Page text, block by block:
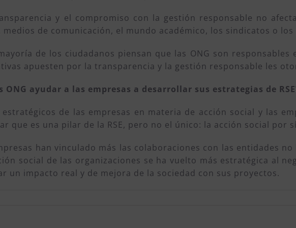
y el compromiso con la gestión responsable no
medios de comunicación, el mundo académico, los sindicatos o
de los ciudadanos piensan que las ONG son
apuesten por la transparencia y la gestión responsable les
ONG ayudar a las empresas a desarrollar sus estrategias de
estratégicos de las empresas en materia de acción social y las
que es una pilar de la RSE, pero no el único: la acción social por
han vinculado más las colaboraciones con las entidades
social de las organizaciones se ha vuelto más estratégica al
un impacto real y de mejora de la sociedad con sus proyectos.